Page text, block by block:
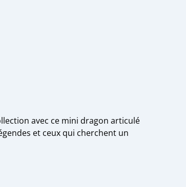
avec ce mini dragon articulé
et ceux qui cherchent un